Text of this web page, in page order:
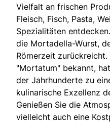
Vielfalt an frischen
Fleisch, Fisch, Pasta,
Spezialitäten
die Mortadella-Wurst,
Römerzeit
"Mortatum" bekannt,
der Jahrhunderte zu
kulinarische Exzellenz
Genießen Sie die
vielleicht auch eine